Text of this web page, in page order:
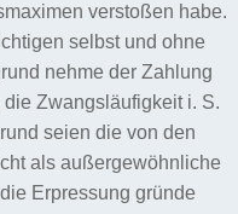
verstoßen habe.
selbst und ohne
nehme der Zahlung
Zwangsläufigkeit i. S.
seien die von den
als außergewöhnliche
Erpressung gründe